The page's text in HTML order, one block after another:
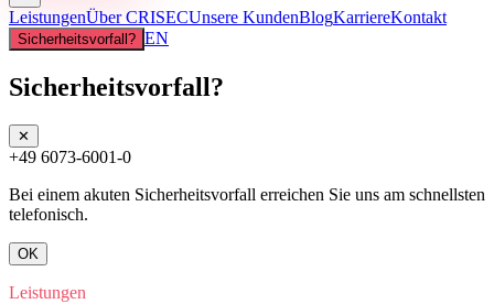
LeistungenÜber CRISECUnsere KundenBlogKarriereKontakt
Sicherheitsvorfall? EN
Sicherheitsvorfall?
✕
+49 6073-6001-0
Bei einem akuten Sicherheitsvorfall erreichen Sie uns am schnellsten
telefonisch.
OK
Leistungen